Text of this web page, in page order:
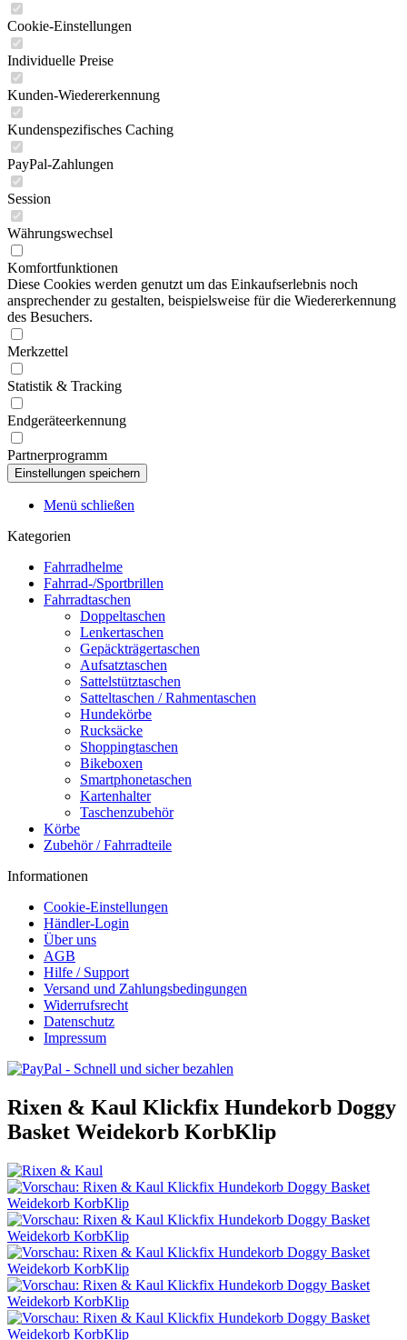
Cookie-Einstellungen
Individuelle Preise
Kunden-Wiedererkennung
Kundenspezifisches Caching
PayPal-Zahlungen
Session
Währungswechsel
Komfortfunktionen
Diese Cookies werden genutzt um das Einkaufserlebnis noch
ansprechender zu gestalten, beispielsweise für die Wiedererkennung
des Besuchers.
Merkzettel
Statistik & Tracking
Endgeräteerkennung
Partnerprogramm
Menü schließen
Kategorien
Fahrradhelme
Fahrrad-/Sportbrillen
Fahrradtaschen
Doppeltaschen
Lenkertaschen
Gepäckträgertaschen
Aufsatztaschen
Sattelstütztaschen
Satteltaschen / Rahmentaschen
Hundekörbe
Rucksäcke
Shoppingtaschen
Bikeboxen
Smartphonetaschen
Kartenhalter
Taschenzubehör
Körbe
Zubehör / Fahrradteile
Informationen
Cookie-Einstellungen
Händler-Login
Über uns
AGB
Hilfe / Support
Versand und Zahlungsbedingungen
Widerrufsrecht
Datenschutz
Impressum
Rixen & Kaul Klickfix Hundekorb Doggy
Basket Weidekorb KorbKlip